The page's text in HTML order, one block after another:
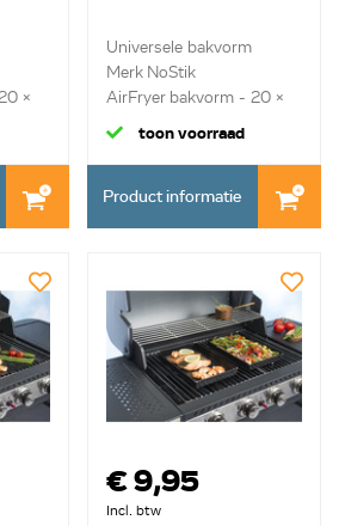
x
Universele bakvorm
Merk NoStik
AirFryer bakvorm - 20 x
12....
toon voorraad
Product informatie
€ 9,95
Incl. btw